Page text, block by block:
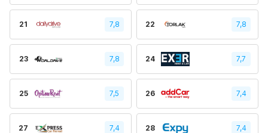
21 7,8 22 7,8
23 7,8 24 7,7
25 7,5 26 7,4
27 7,4 28 7,4